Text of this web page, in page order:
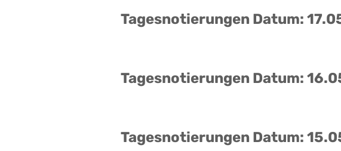
Tagesnotierungen Datum:
Tagesnotierungen Datum:
Tagesnotierungen Datum: